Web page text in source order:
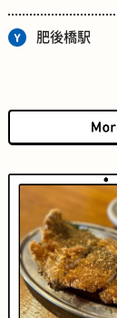
肥後橋駅